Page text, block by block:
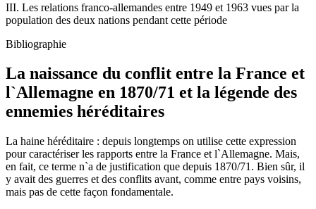
III. Les relations franco-allemandes entre 1949 et 1963 vues par la
population des deux nations pendant cette période
Bibliographie
La naissance du conflit entre la France et
l`Allemagne en 1870/71 et la légende des
ennemies héréditaires
La haine héréditaire : depuis longtemps on utilise cette expression
pour caractériser les rapports entre la France et l`Allemagne. Mais,
en fait, ce terme n`a de justification que depuis 1870/71. Bien sûr, il
y avait des guerres et des conflits avant, comme entre pays voisins,
mais pas de cette façon fondamentale.